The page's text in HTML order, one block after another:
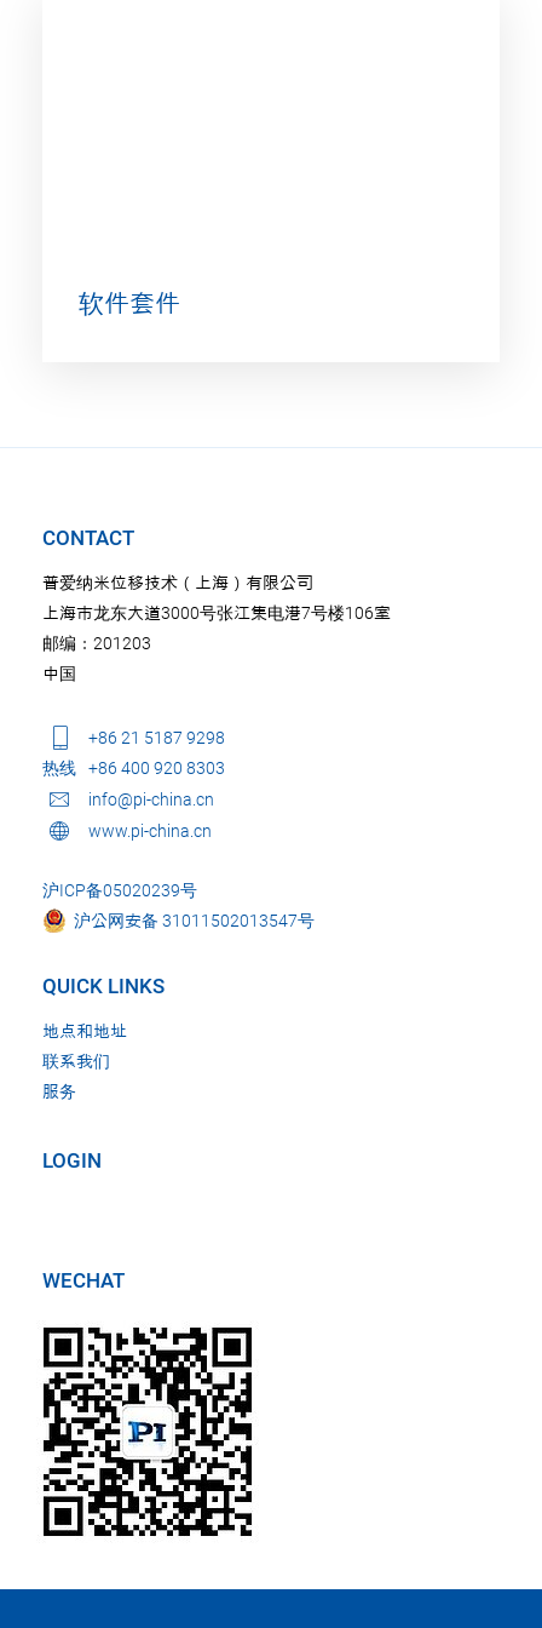
软件套件
CONTACT
普爱纳米位移技术（上海）有限公司
上海市龙东大道3000号张江集电港7号楼106室
邮编：201203
中国
+86 21 5187 9298
热线
+86 400 920 8303
info@pi-china.cn
www.pi-china.cn
沪ICP备05020239号
沪公网安备 31011502013547号
QUICK LINKS
地点和地址
联系我们
服务
LOGIN
WECHAT